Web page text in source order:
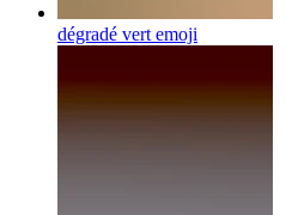
dégradé vert emoji